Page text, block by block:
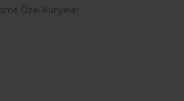
İsme Özel Künyeler